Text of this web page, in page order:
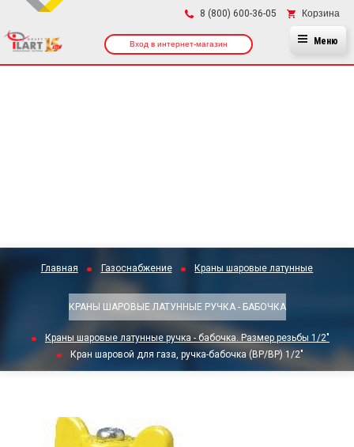
8 (800) 600-36-05 Корзина
Вход в интернет-магазин Меню
Главная Газоснабжение Краны шаровые латунные
КРАНЫ ШАРОВЫЕ ЛАТУННЫЕ РУЧКА - БАБОЧКА
Краны шаровые латунные ручка - бабочка. Размер резьбы 1/2"
Кран шаровой для газа, ручка-бабочка (ВР/ВР) 1/2"
×